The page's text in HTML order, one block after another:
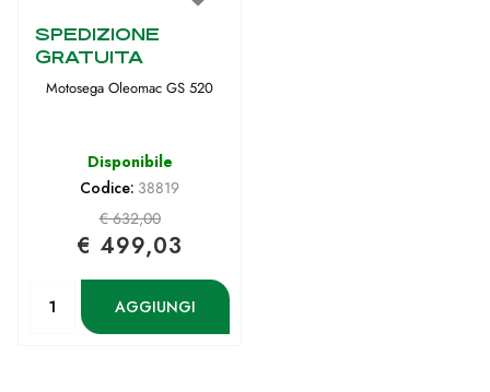
SPEDIZIONE
GRATUITA
Motosega Oleomac GS 520
Disponibile
Codice: 38819
€ 632,00
€ 499,03
AGGIUNGI